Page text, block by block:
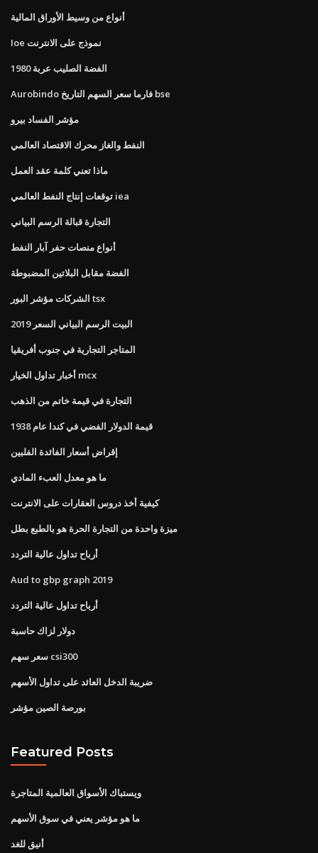
أنواع من وسيط الأوراق المالية
Ioe نموذج على الانترنت
1980 الفضة الصليب عربة
Aurobindo فارما سعر السهم التاريخ bse
مؤشر الفساد بيرو
النفط والغاز محرك الاقتصاد العالمي
ماذا تعني كلمة عقد العمل
توقعات إنتاج النفط العالمي iea
التجارة قبالة الرسم البياني
أنواع منصات حفر آبار النفط
الفضة مقابل البلاتين المضبوطة
الشركات مؤشر البور tsx
البيت الرسم البياني السعر 2019
المتاجر التجارية في جنوب أفريقيا
أخبار تداول الخيار mcx
التجارة في قيمة خاتم من الذهب
قيمة الدولار الفضي في كندا عام 1938
إقراض أسعار الفائدة الفلبين
ما هو معدل العبء المادي
كيفية أخذ دروس العقارات على الانترنت
ميزة واحدة من التجارة الحرة هو بالطبع بطل
أرباح تداول عالية التردد
Aud to gbp graph 2019
أرباح تداول عالية التردد
دولار لزاك حاسبة
سعر سهم csi300
ضريبة الدخل العائد على تداول الأسهم
بورصة الصين مؤشر
Featured Posts
ويستباك الأسواق العالمية المتاجرة
ما هو مؤشر يعني في سوق الأسهم
أنيق للغد